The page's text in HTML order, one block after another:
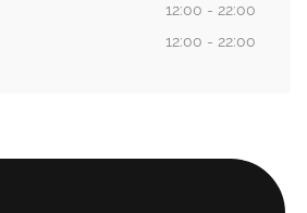
12:00 - 22:00
12:00 - 22:00